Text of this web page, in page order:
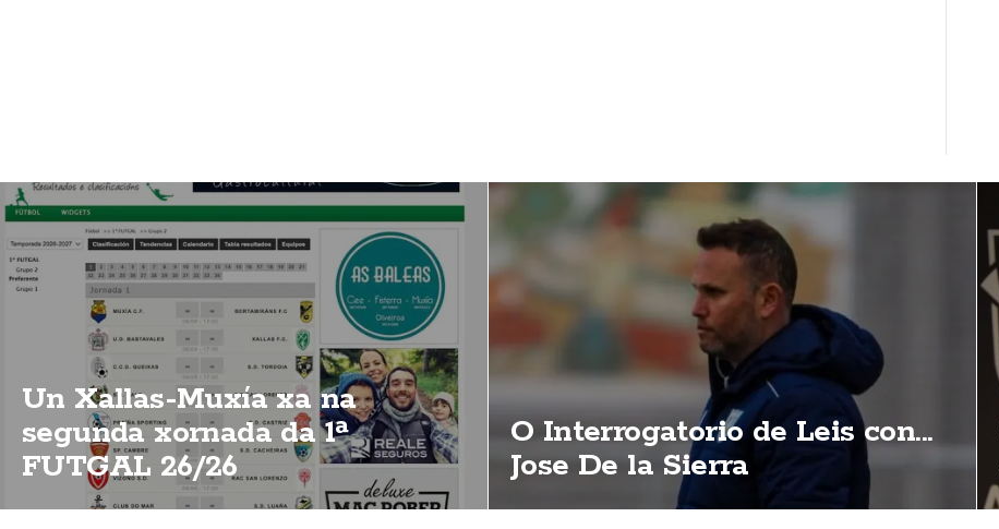
Un Xallas-Muxía xa na
segunda xornada da 1ª
FUTGAL 26/26
O Interrogatorio de Leis con...
Jose De la Sierra